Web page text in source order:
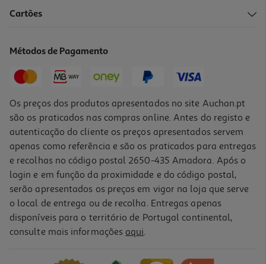
Price reduced from
1,99 €to
Promoção
Caderno Agrafado Oxford Quadriculado A5 Cores Sortidas
Cartões
Métodos de Pagamento
Os preços dos produtos apresentados no site Auchan.pt
são os praticados nas compras online. Antes do registo e
autenticação do cliente os preços apresentados servem
apenas como referência e são os praticados para entregas
e recolhas no código postal 2650-435 Amadora. Após o
login e em função da proximidade e do código postal,
serão apresentados os preços em vigor na loja que serve
o local de entrega ou de recolha. Entregas apenas
disponíveis para o território de Portugal continental,
consulte mais informações aqui.